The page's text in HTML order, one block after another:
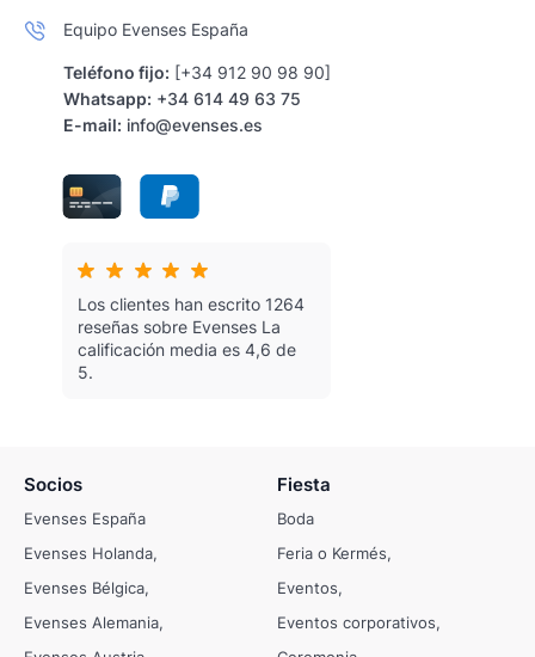
Equipo Evenses España
Teléfono fijo: [+34 912 90 98 90]
Whatsapp: +34 614 49 63 75
E-mail: info@evenses.es
Los clientes han escrito 1264
reseñas sobre Evenses La
calificación media es 4,6 de
5.
Socios
Evenses España
Evenses Holanda
Evenses Bélgica
Evenses Alemania
Fiesta
Boda
Feria o Kermés
Eventos
Eventos corporativos